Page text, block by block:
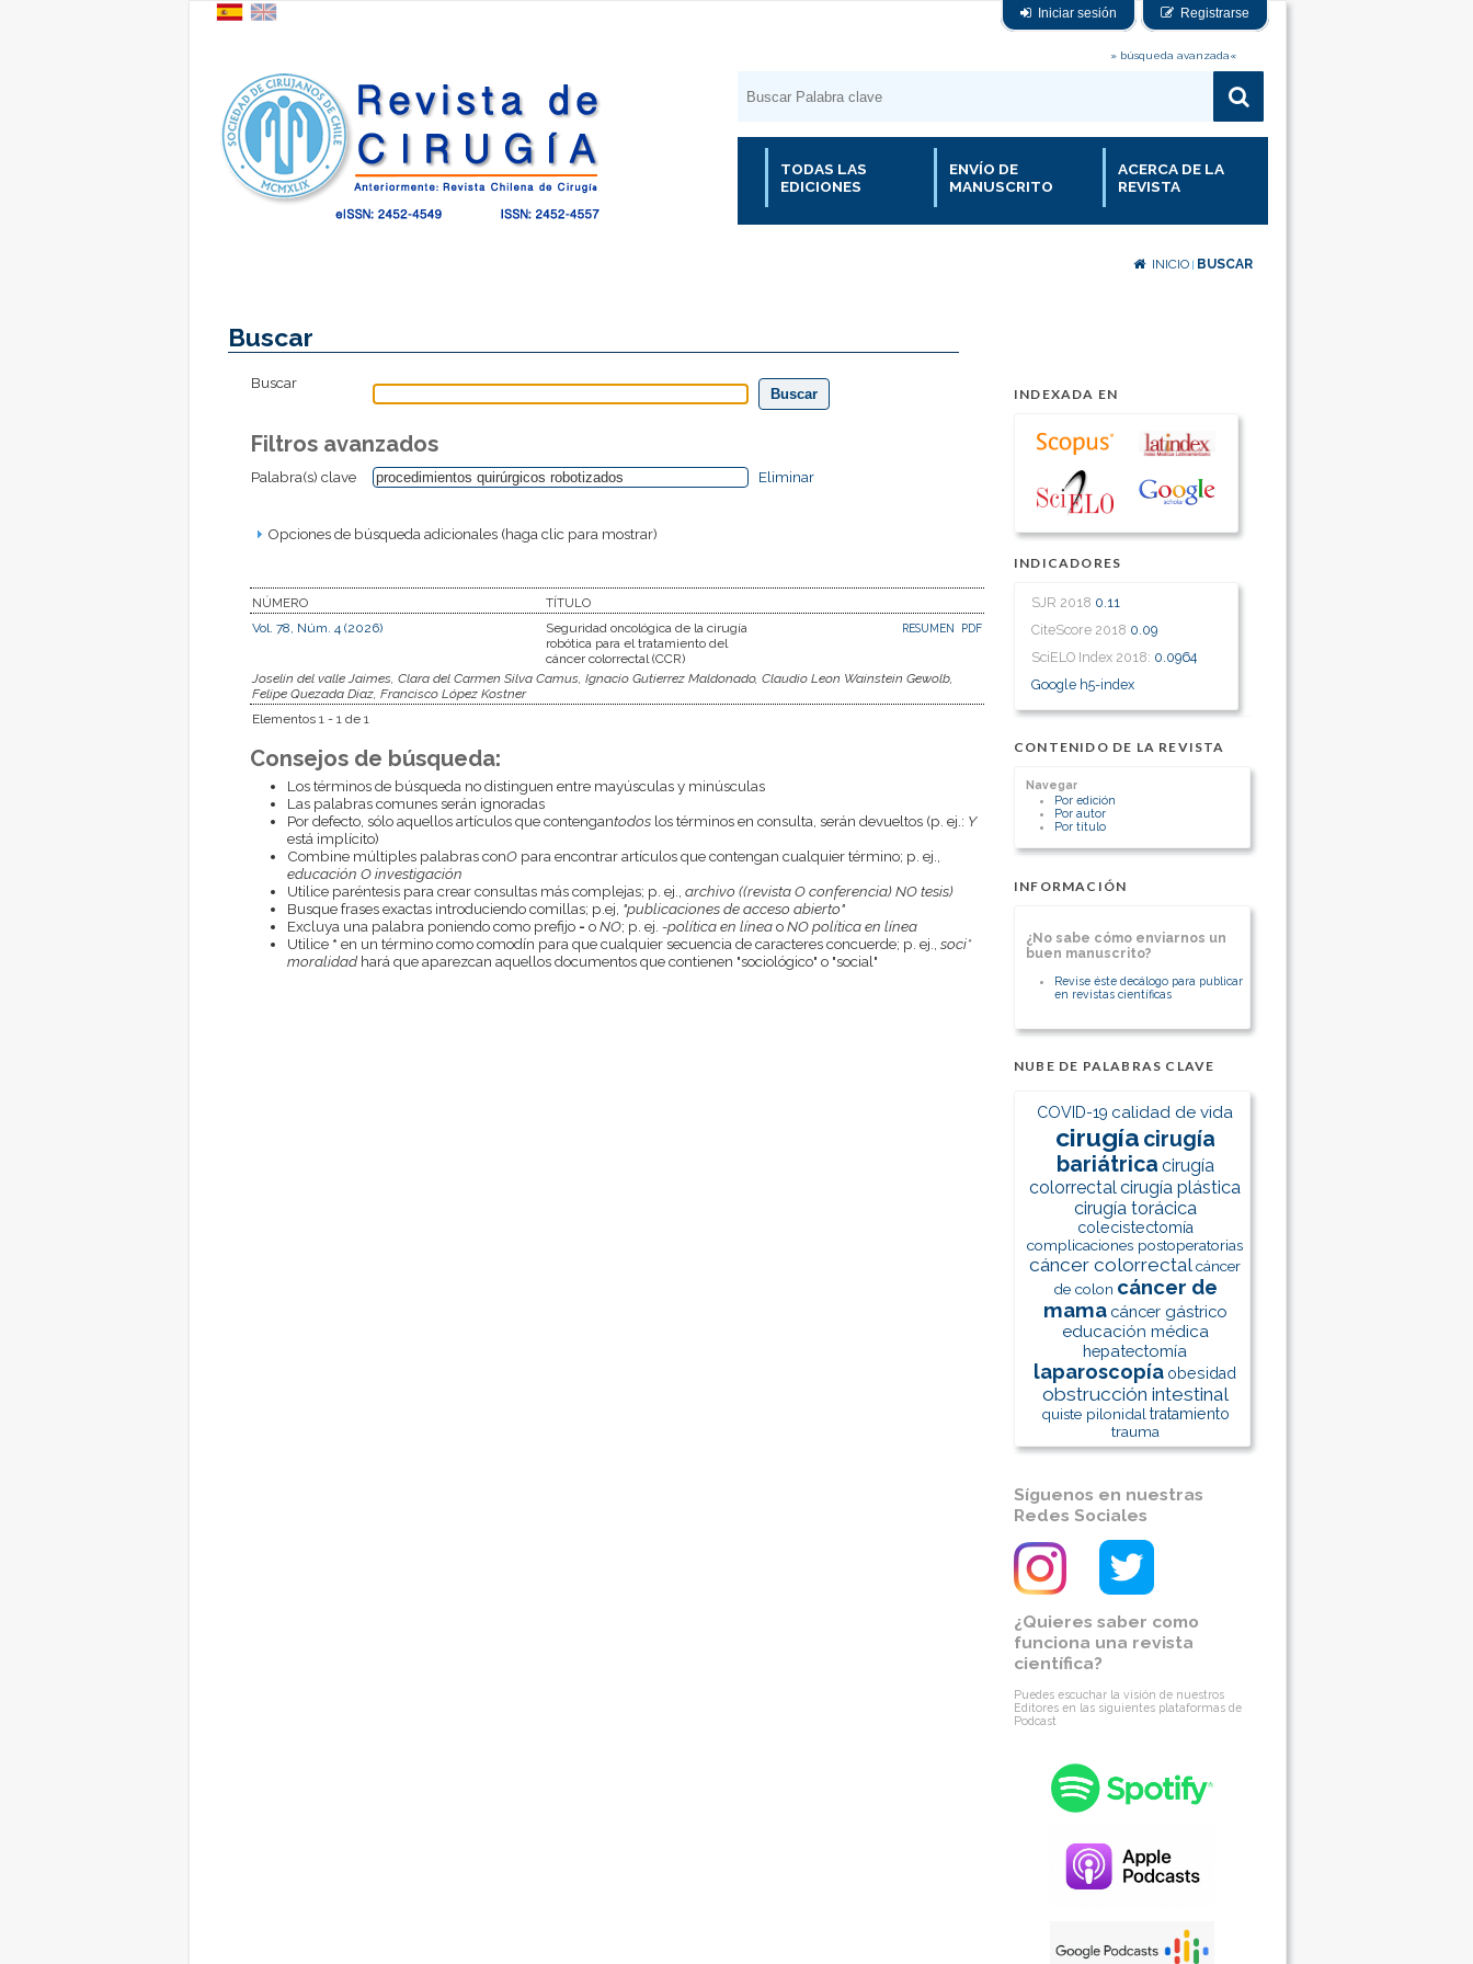
Iniciar sesión Registrarse
» búsqueda avanzada«
TODAS LAS
EDICIONES
ENVÍO DE
MANUSCRITO
ACERCA DE LA
REVISTA
INICIO BUSCAR
INDEXADA EN
INDICADORES
SJR 2018 0.11
CiteScore 2018 0.09
SciELO Index 2018: 0.0964
Google h5-index
CONTENIDO DE LA REVISTA
Navegar
Por edición
Por autor
Por título
INFORMACIÓN
¿No sabe cómo enviarnos un
buen manuscrito?
Revise éste decálogo para publicar
en revistas científicas
NUBE DE PALABRAS CLAVE
COVID-19 calidad de vida
cirugía cirugía
bariátrica cirugía
colorrectalcirugía plástica
cirugía torácica
colecistectomía
complicaciones postoperatorias
cáncer colorrectalcáncer
de colon cáncer de
mama cáncer gástrico
educación médica
hepatectomía
laparoscopía obesidad
obstrucción intestinal
quiste pilonidal tratamiento
trauma
Síguenos en nuestras
Redes Sociales
¿Quieres saber como
funciona una revista
científica?
Puedes escuchar la visión de nuestros
Editores en las siguientes plataformas de
Podcast
Buscar
Buscar
Filtros avanzados
Palabra(s) clave Eliminar
Opciones de búsqueda adicionales (haga clic para mostrar)
NÚMERO
TÍTULO
Vol. 78, Núm. 4 (2026)
Seguridad oncológica de la cirugía
robótica para el tratamiento del
cáncer colorrectal (CCR)
RESUMEN PDF
Joselin del valle Jaimes, Clara del Carmen Silva Camus, Ignacio Gutierrez Maldonado, Claudio Leon Wainstein Gewolb,
Felipe Quezada Diaz, Francisco López Kostner
Elementos 1 - 1 de 1
Consejos de búsqueda:
Los términos de búsqueda no distinguen entre mayúsculas y minúsculas
Las palabras comunes serán ignoradas
Por defecto, sólo aquellos artículos que contengantodoslos términos en consulta, serán devueltos (p. ej.: Y
está implícito)
Combine múltiples palabras conOpara encontrar artículos que contengan cualquier término; p. ej.,
educación O investigación
Utilice paréntesis para crear consultas más complejas; p. ej., archivo ((revista O conferencia) NO tesis)
Busque frases exactas introduciendo comillas; p.ej, "publicaciones de acceso abierto"
Excluya una palabra poniendo como prefijo - oNO; p. ej. -política en líneaoNO política en línea
Utilice * en un término como comodín para que cualquier secuencia de caracteres concuerde; p. ej., soci*
moralidadhará que aparezcan aquellos documentos que contienen "sociológico" o "social"